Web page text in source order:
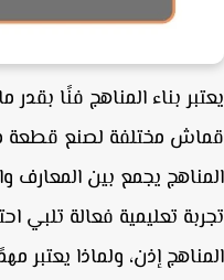
بناء المناهج فنًا بقدر
مختلفة لصنع قطعة
يجمع بين المعارف
تعليمية فعالة تلبي
إذن، ولماذا يعتبر